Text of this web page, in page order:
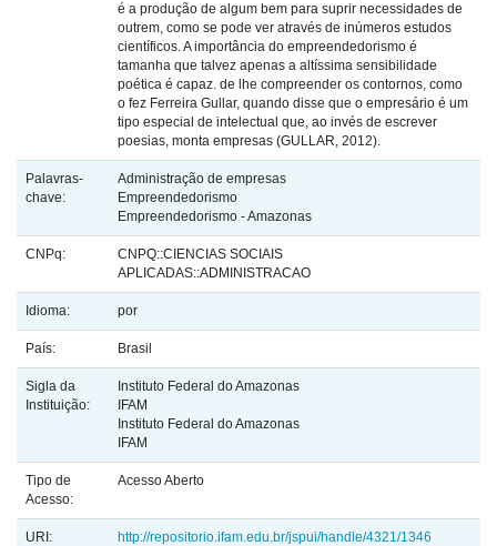
é a produção de algum bem para suprir necessidades de
outrem, como se pode ver através de inúmeros estudos
científicos. A importância do empreendedorismo é
tamanha que talvez apenas a altíssima sensibilidade
poética é capaz. de lhe compreender os contornos, como
o fez Ferreira Gullar, quando disse que o empresário é um
tipo especial de intelectual que, ao invés de escrever
poesias, monta empresas (GULLAR, 2012).
Palavras-
chave:
Administração de empresas
Empreendedorismo
Empreendedorismo - Amazonas
CNPq:
CNPQ::CIENCIAS SOCIAIS
APLICADAS::ADMINISTRACAO
Idioma: por
País: Brasil
Sigla da
Instituição:
Instituto Federal do Amazonas
IFAM
Instituto Federal do Amazonas
IFAM
Tipo de
Acesso:
Acesso Aberto
URI: http://repositorio.ifam.edu.br/jspui/handle/4321/1346